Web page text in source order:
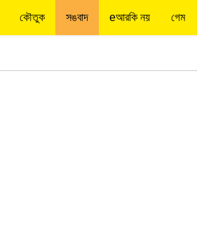
কৌতুক সঙবাদ eআরকি নয় গেম